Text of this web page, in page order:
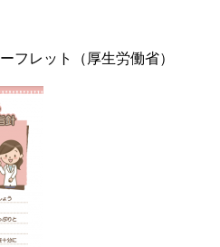
フレット（厚生労働省）